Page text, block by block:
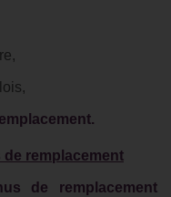
de remplacement
de remplacement